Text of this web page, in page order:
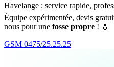
Havelange : service rapide,
Équipe expérimentée, devis
nous pour une fosse propre ! 💧
GSM 0475/25.25.25